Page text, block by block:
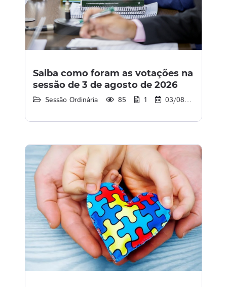
Saiba como foram as votações na
sessão de 3 de agosto de 2026
Sessão Ordinária 85 1 03/08/2026